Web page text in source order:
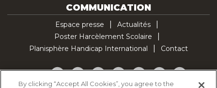
COMMUNICATION
Espace presse
Actualités
Poster Harcèlement Scolaire
Planisphère Handicap International
Contact
Facebook
TwitterYouTubePinterestInstagramLinkedInTikTok
By clicking “Accept All Cookies”, you agree to the